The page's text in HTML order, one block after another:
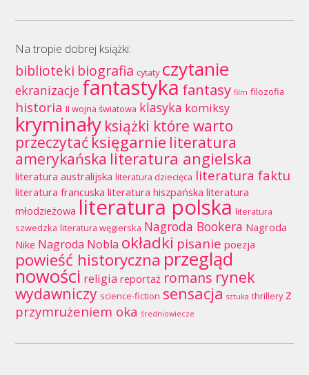
Na tropie dobrej książki:
biblioteki biografia cytaty czytanie
ekranizacje fantastykafantasy film filozofia
historia II wojna światowa klasyka komiksy
kryminały książki które warto
przeczytaćksięgarnie literatura
amerykańska literatura angielska
literatura australijska literatura dziecięca literatura faktu
literatura francuska literatura hiszpańska literatura
młodzieżowa literatura polska literatura
szwedzka literatura węgierska Nagroda Bookera Nagroda
Nike Nagroda Nobla okładki pisanie poezja
powieść historyczna przegląd
nowości religia reportaż romans rynek
wydawniczy science-fiction sensacja sztuka thrillery z
przymrużeniem oka średniowiecze